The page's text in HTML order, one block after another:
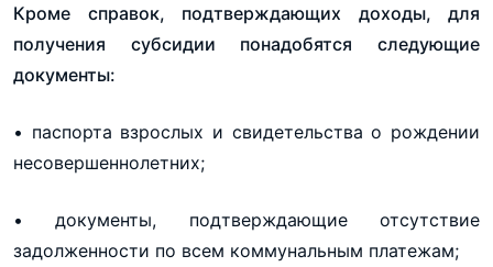
Кроме справок, подтверждающих доходы, для
получения субсидии понадобятся следующие
документы:
• паспорта взрослых и свидетельства о рождении
несовершеннолетних;
• документы, подтверждающие отсутствие
задолженности по всем коммунальным платежам;